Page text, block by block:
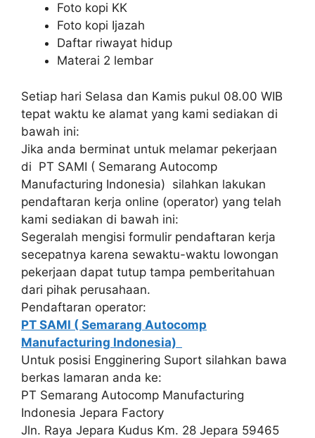
Foto kopi KK
Foto kopi Ijazah
Daftar riwayat hidup
Materai 2 lembar
Setiap hari Selasa dan Kamis pukul 08.00 WIB
tepat waktu ke alamat yang kami sediakan di
bawah ini:
Jika anda berminat untuk melamar pekerjaan
di PT SAMI ( Semarang Autocomp
Manufacturing Indonesia) silahkan lakukan
pendaftaran kerja online (operator) yang telah
kami sediakan di bawah ini:
Segeralah mengisi formulir pendaftaran kerja
secepatnya karena sewaktu-waktu lowongan
pekerjaan dapat tutup tampa pemberitahuan
dari pihak perusahaan.
Pendaftaran operator:
PT SAMI ( Semarang Autocomp
Manufacturing Indonesia)
Untuk posisi Engginering Suport silahkan bawa
berkas lamaran anda ke:
PT Semarang Autocomp Manufacturing
Indonesia Jepara Factory
Jln. Raya Jepara Kudus Km. 28 Jepara 59465